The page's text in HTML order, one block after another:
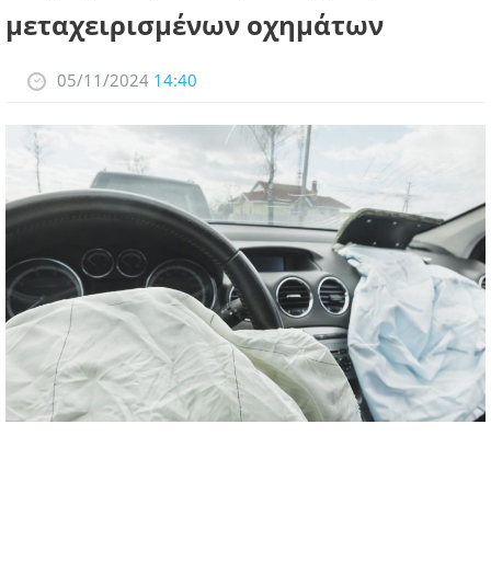
ΣΥΝΔΕΣΜΟΙ
ΠΕΡΙΣΣΟΤΕΡΑ
μεταχειρισμένων οχημάτων
05/11/2024 14:40